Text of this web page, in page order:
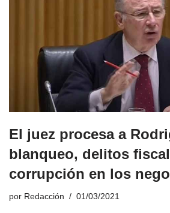
El juez procesa a
blanqueo, delitos
corrupción en los
por Redacción 01/03/2021